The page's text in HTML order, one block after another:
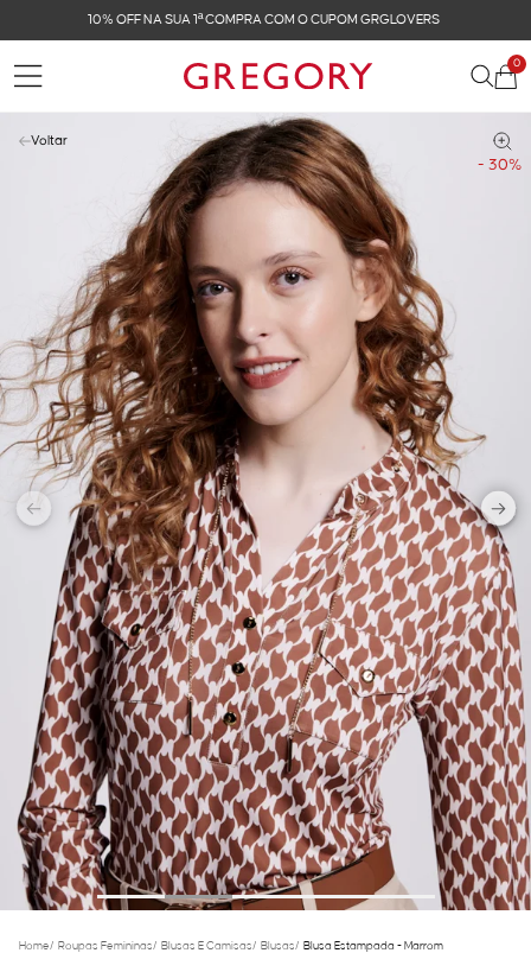
FRETE GRÁTIS NAS COMPRAS ACIMA DE R$ 899
0
- 30%
Voltar
Home/ Roupas Femininas/ Blusas E Camisas/ Blusas/ Blusa Estampada - Marrom